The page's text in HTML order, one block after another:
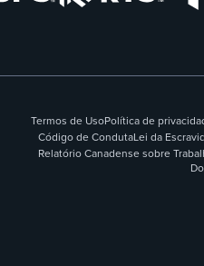
Termos de UsoPolítica de
Código de CondutaLei da
Relatório Canadense sobre